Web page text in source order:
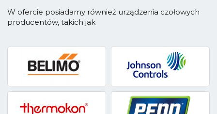
W ofercie posiadamy również urządzenia czołowych
producentów, takich jak